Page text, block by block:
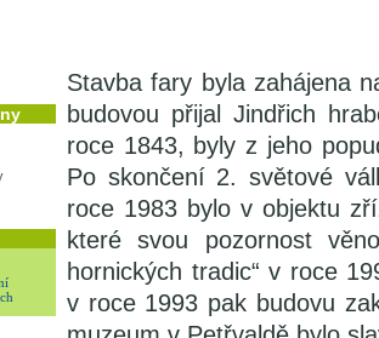
Stavba fary byla zahájena
budovou přijal Jindřich
roce 1843, byly z jeho
Po skončení 2. světové
roce 1983 bylo v objektu
které svou pozornost
hornických tradic“ v roce
v roce 1993 pak budovu